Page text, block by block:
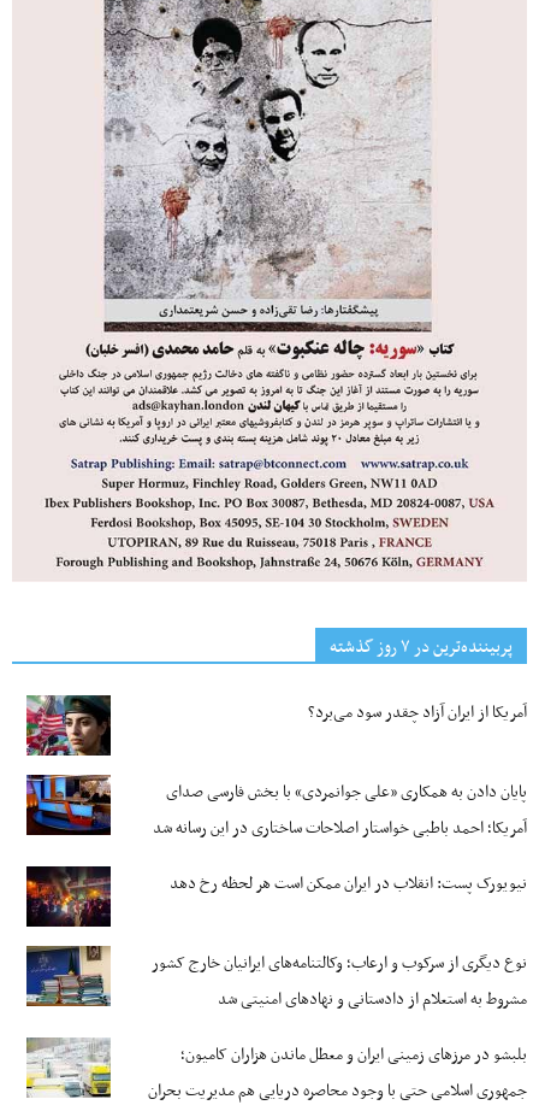
پربیننده‌ترین‌ در ۷ روز گذشته
آمریکا از ایران آزاد چقدر سود می‌برد؟
پایان دادن به همکاری «علی جوانمردی» با بخش فارسی صدای
آمریکا؛ احمد باطبی خواستار اصلاحات ساختاری در این رسانه شد
نیویورک پست: انقلاب در ایران ممکن است هر لحظه رخ دهد
نوع دیگری از سرکوب و ارعاب؛ وکالتنامه‌های ایرانیان خارج کشور
مشروط به استعلام از دادستانی و نهادهای امنیتی شد
بلبشو در مرزهای زمینی ایران و معطل ماندن هزاران کامیون؛
جمهوری اسلامی حتی با وجود محاصره دریایی هم مدیریت بحران